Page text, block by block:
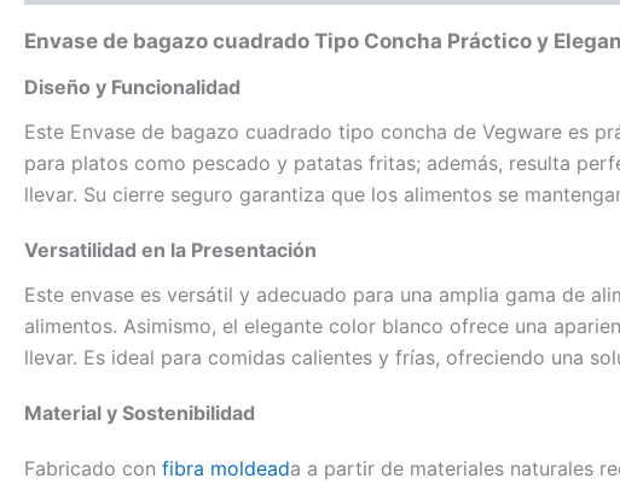
Envase de bagazo cuadrado Tipo Concha Práctico y
Diseño y Funcionalidad
Este Envase de bagazo cuadrado tipo concha de Vegware es
para platos como pescado y patatas fritas; además, resulta
llevar. Su cierre seguro garantiza que los alimentos se
Versatilidad en la Presentación
Este envase es versátil y adecuado para una amplia gama de
alimentos. Asimismo, el elegante color blanco ofrece una
llevar. Es ideal para comidas calientes y frías, ofreciendo una
Material y Sostenibilidad
Fabricado con fibra moldeada a partir de materiales naturales